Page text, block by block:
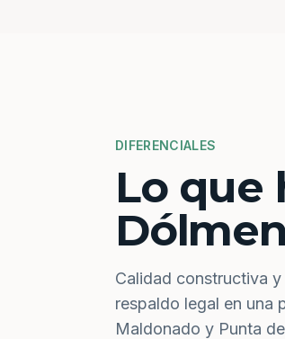
DIFERENCIALES
Lo que
Calidad constructiva
respaldo legal en una
Maldonado y Punta